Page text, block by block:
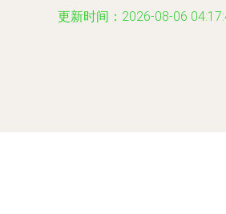
更新时间：2026-08-06